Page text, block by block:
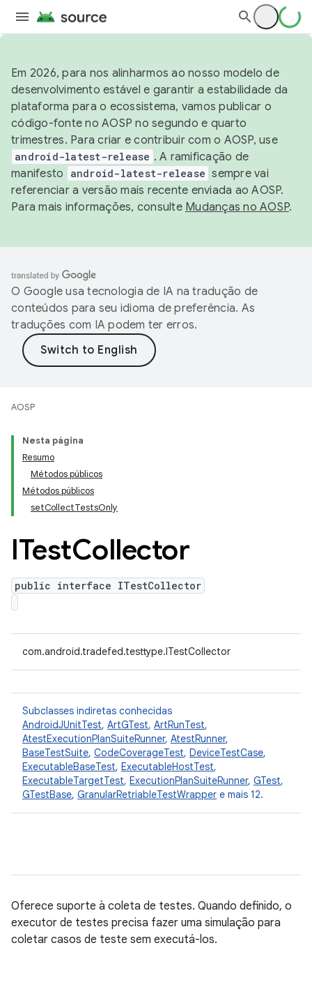
Em 2026, para nos alinharmos ao nosso modelo de
desenvolvimento estável e garantir a estabilidade da
plataforma para o ecossistema, vamos publicar o
código-fonte no AOSP no segundo e quarto
trimestres. Para criar e contribuir com o AOSP, use
android-latest-release . A ramificação de
manifesto
android-latest-release sempre vai
referenciar a versão mais recente enviada ao AOSP.
Para mais informações, consulte Mudanças no AOSP.
O Google usa tecnologia de IA na tradução de
conteúdos para seu idioma de preferência. As
traduções com IA podem ter erros.
AOSP
Nesta página
Resumo
Métodos públicos
Métodos públicos
setCollectTestsOnly
ITestCollector
public interface ITestCollector
com.android.tradefed.testtype.ITestCollector
Subclasses indiretas conhecidas
AndroidJUnitTest, ArtGTest, ArtRunTest,
AtestExecutionPlanSuiteRunner, AtestRunner,
BaseTestSuite, CodeCoverageTest, DeviceTestCase,
ExecutableBaseTest, ExecutableHostTest,
ExecutableTargetTest, ExecutionPlanSuiteRunner, GTest,
GTestBase, GranularRetriableTestWrapper e mais 12.
Oferece suporte à coleta de testes. Quando definido, o
executor de testes precisa fazer uma simulação para
coletar casos de teste sem executá-los.